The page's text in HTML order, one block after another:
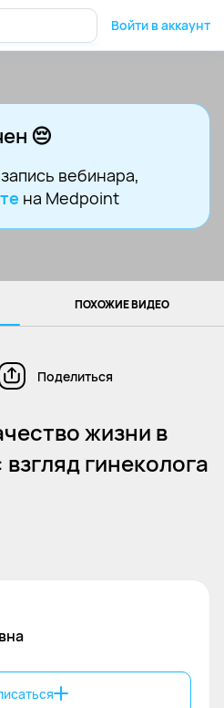
Войти в аккаунт
😔
вебинара,
на Medpoint
ПОХОЖИЕ ВИДЕО
Поделиться
жизни в
гинеколога